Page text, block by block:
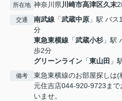
所在地 神奈川県川崎市高津区久末
交通 南武線 「武蔵中原 」駅 バ
分
東急東横線 「武蔵小杉 」駅
歩2分
グリーンライン 「東山田 」
備考
東急東横線のお部屋探しは
元住吉店044-920-9723まで
いませ。